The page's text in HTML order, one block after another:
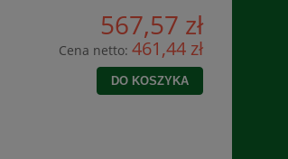
567,57 zł
Cena netto: 461,44 zł
DO KOSZYKA